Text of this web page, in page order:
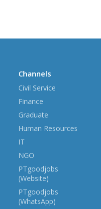
Channels
Civil Service
Finance
Graduate
Human Resources
IT
NGO
PTgoodjobs
(Website)
PTgoodjobs
(WhatsApp)